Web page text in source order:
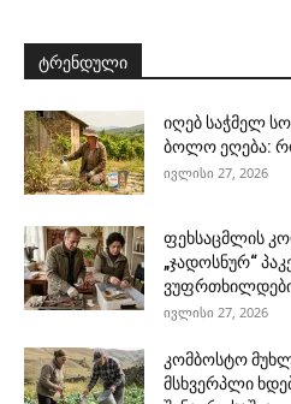
ტრენდული
იღებ საჭმელ
ბოლო ეღება:
ივლისი 27, 2026
ფეხსაცმლის
„ჯადოსნურ“
ივლისი 27, 2026
კომბოსტო
მსხვერპლი